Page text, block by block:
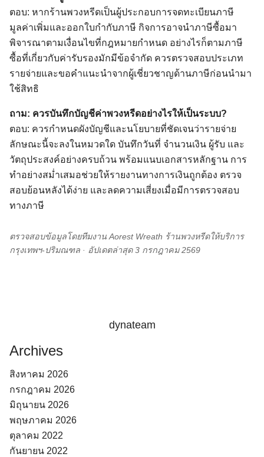
ตอบ: หากร้านพวงหรีดเป็นผู้ประกอบการจดทะเบียนภาษี
มูลค่าเพิ่มและออกใบกำกับภาษี กิจการอาจนำภาษีซื้อมา
พิจารณาตามเงื่อนไขที่กฎหมายกำหนด อย่างไรก็ตามภาษี
ซื้อที่เกี่ยวกับค่ารับรองมักมีข้อจำกัด ควรตรวจสอบประเภท
รายจ่ายและขอคำแนะนำจากผู้เชี่ยวชาญด้านภาษีก่อนนำมา
ใช้สิทธิ
ถาม: ควรบันทึกบัญชีค่าพวงหรีดอย่างไรให้เป็นระบบ?
ตอบ: ควรกำหนดผังบัญชีและนโยบายที่ชัดเจนว่ารายจ่าย
ลักษณะนี้จะลงในหมวดใด บันทึกวันที่ จำนวนเงิน ผู้รับ และ
วัตถุประสงค์อย่างครบถ้วน พร้อมแนบเอกสารหลักฐาน การ
ทำอย่างสม่ำเสมอช่วยให้รายงานทางการเงินถูกต้อง ตรวจ
สอบย้อนหลังได้ง่าย และลดความเสี่ยงเมื่อมีการตรวจสอบ
ทางภาษี
ตรวจสอบข้อมูลโดยทีมงาน Aorest Wreath ร้านพวงหรีดให้บริการ
กรุงเทพฯ-ปริมณฑล · อัปเดตล่าสุด 3 กรกฎาคม 2569
dynateam
Archives
สิงหาคม 2026
กรกฎาคม 2026
มิถุนายน 2026
พฤษภาคม 2026
ตุลาคม 2022
กันยายน 2022